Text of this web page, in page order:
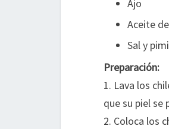
Ajo
Aceite
Sal y
Preparación:
1. Lava los
que su piel se
2. Coloca los